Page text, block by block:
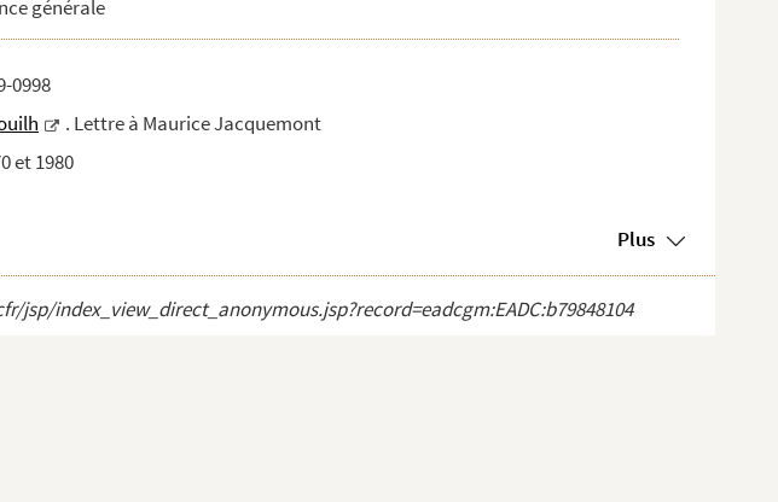
générale
0998
. Lettre à Maurice Jacquemont
et 1980
Plus
index_view_direct_anonymous.jsp?record=eadcgm:EADC:b79848104